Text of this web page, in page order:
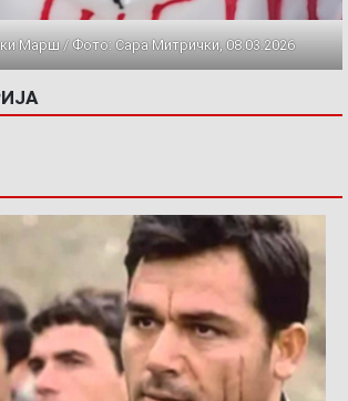
Марш / Фото: Сара Митрички, 08.03.2026